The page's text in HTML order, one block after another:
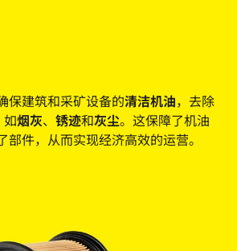
保建筑和采矿设备的清洁机油，去除
烟灰、 锈迹和灰尘。这保障了机油
部件，从而实现经济高效的运营。